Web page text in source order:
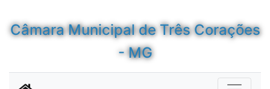
Câmara Municipal de Três Corações
- MG